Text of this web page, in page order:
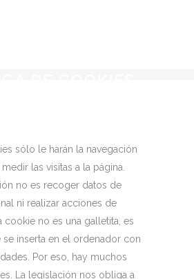
sólo le harán la navegación
las visitas a la página.
no es recoger datos de
ni realizar acciones de
cookie no es una galletita, es
se inserta en el ordenador con
Por eso, hay muchos
La legislación nos obliga a